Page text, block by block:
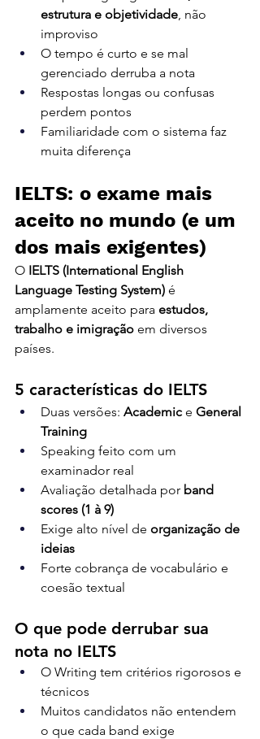
estrutura e objetividade , não
improviso
O tempo é curto e se mal
gerenciado derruba a nota
Respostas longas ou confusas
perdem pontos
Familiaridade com o sistema faz
muita diferença
IELTS: o exame mais
aceito no mundo (e um
dos mais exigentes)
O IELTS (International English
Language Testing System) é
amplamente aceito para estudos,
trabalho e imigração em diversos
países.
5 características do IELTS
Duas versões: Academic e General
Training
Speaking feito com um
examinador real
Avaliação detalhada por band
scores (1 à 9)
Exige alto nível de organização de
ideias
Forte cobrança de vocabulário e
coesão textual
O que pode derrubar sua
nota no IELTS
O Writing tem critérios rigorosos e
técnicos
Muitos candidatos não entendem
o que cada band exige